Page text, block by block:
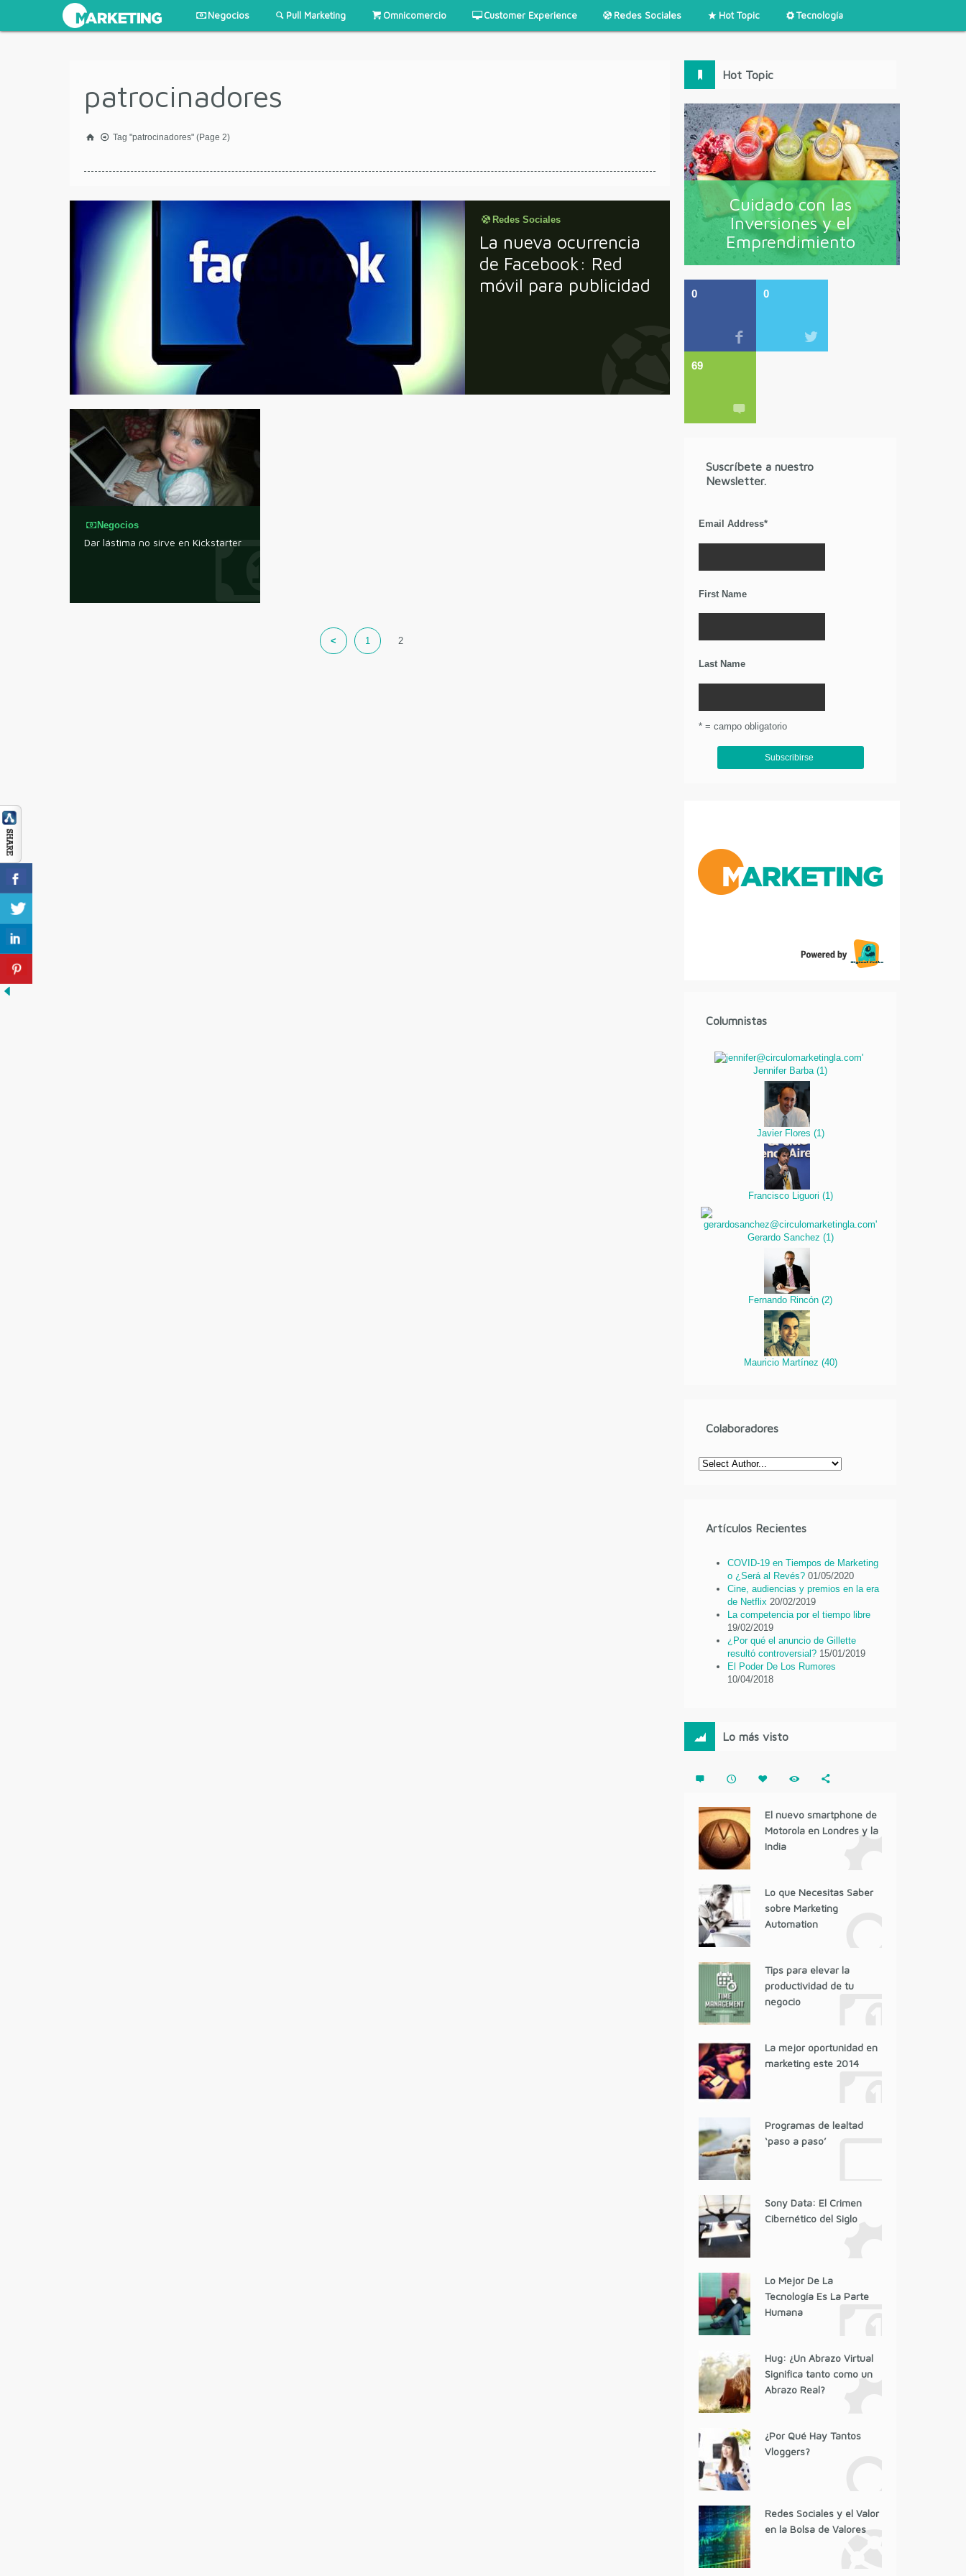
Negocios Pull Marketing Omnicomercio Customer Experience Redes Sociales Hot Topic Tecnología
patrocinadores
Tag "patrocinadores"(Page 2)
Redes Sociales
La nueva ocurrencia
de Facebook: Red
móvil para publicidad
Negocios
Dar lástima no sirve en Kickstarter
< 1 2
Hot Topic
Cuidado con las
Inversiones y el
Emprendimiento
0 0
69
Suscríbete a nuestro
Newsletter.
Email Address*
First Name
Last Name
* = campo obligatorio
Columnistas
Jennifer Barba(1)
Javier Flores (1)
Francisco Liguori (1)
Gerardo Sanchez (1)
Fernando Rincón(2)
Mauricio Martínez (40)
Colaboradores
Artículos Recientes
COVID-19 en Tiempos de Marketing
o ¿Será al Revés? 01/05/2020
Cine, audiencias y premios en la era
de Netflix 20/02/2019
La competencia por el tiempo libre
19/02/2019
¿Por qué el anuncio de Gillette
resultó controversial? 15/01/2019
El Poder De Los Rumores
10/04/2018
Lo más visto
El nuevo smartphone de
Motorola en Londres y la
India
Lo que Necesitas Saber
sobre Marketing
Automation
Tips para elevar la
productividad de tu
negocio
La mejor oportunidad en
marketing este 2014
Programas de lealtad
‘paso a paso’
Sony Data: El Crimen
Cibernético del Siglo
Lo Mejor De La
Tecnología Es La Parte
Humana
Hug: ¿Un Abrazo Virtual
Significa tanto como un
Abrazo Real?
¿Por Qué Hay Tantos
Vloggers?
Redes Sociales y el Valor
en la Bolsa de Valores